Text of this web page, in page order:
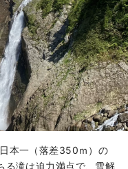
本一（落差350ｍ）の
る滝は迫力満点で、雪解